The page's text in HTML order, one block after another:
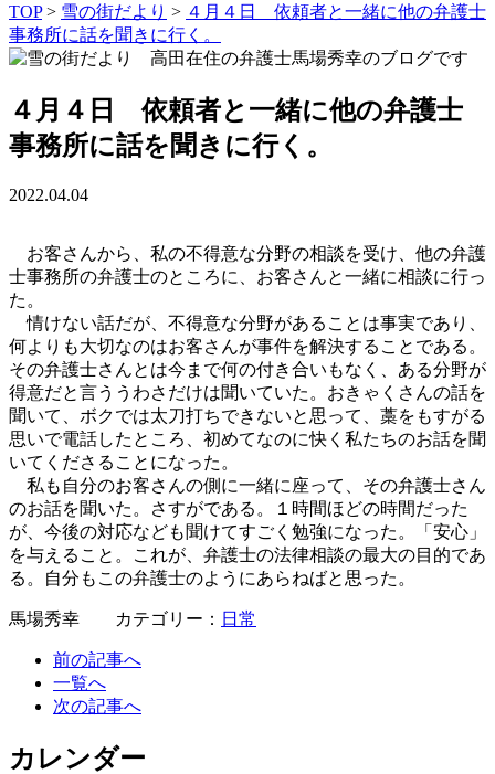
TOP> 雪の街だより > ４月４日 依頼者と一緒に他の弁護士
事務所に話を聞きに行く。
４月４日 依頼者と一緒に他の弁護士
事務所に話を聞きに行く。
2022.04.04
お客さんから、私の不得意な分野の相談を受け、他の弁護
士事務所の弁護士のところに、お客さんと一緒に相談に行っ
た。
情けない話だが、不得意な分野があることは事実であり、
何よりも大切なのはお客さんが事件を解決することである。
その弁護士さんとは今まで何の付き合いもなく、ある分野が
得意だと言ううわさだけは聞いていた。おきゃくさんの話を
聞いて、ボクでは太刀打ちできないと思って、藁をもすがる
思いで電話したところ、初めてなのに快く私たちのお話を聞
いてくださることになった。
私も自分のお客さんの側に一緒に座って、その弁護士さん
のお話を聞いた。さすがである。１時間ほどの時間だった
が、今後の対応なども聞けてすごく勉強になった。「安心」
を与えること。これが、弁護士の法律相談の最大の目的であ
る。自分もこの弁護士のようにあらねばと思った。
馬場秀幸 カテゴリー： 日常
前の記事へ
一覧へ
次の記事へ
カレンダー